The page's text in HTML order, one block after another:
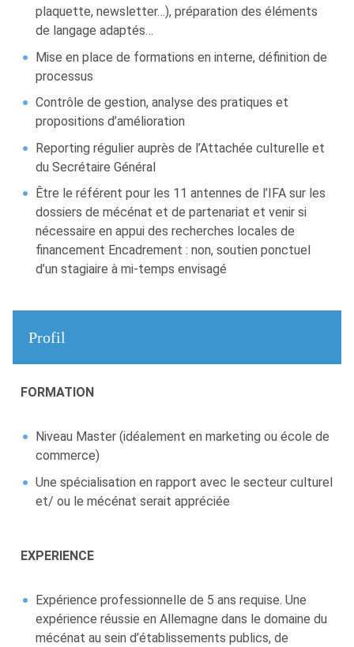
plaquette, newsletter…), préparation des éléments
de langage adaptés…
Mise en place de formations en interne, définition de
processus
Contrôle de gestion, analyse des pratiques et
propositions d’amélioration
Reporting régulier auprès de l’Attachée culturelle et
du Secrétaire Général
Être le référent pour les 11 antennes de l’IFA sur les
dossiers de mécénat et de partenariat et venir si
nécessaire en appui des recherches locales de
financement Encadrement : non, soutien ponctuel
d’un stagiaire à mi-temps envisagé
Profil
FORMATION
Niveau Master (idéalement en marketing ou école de
commerce)
Une spécialisation en rapport avec le secteur culturel
et/ ou le mécénat serait appréciée
EXPERIENCE
Expérience professionnelle de 5 ans requise. Une
expérience réussie en Allemagne dans le domaine du
mécénat au sein d’établissements publics, de